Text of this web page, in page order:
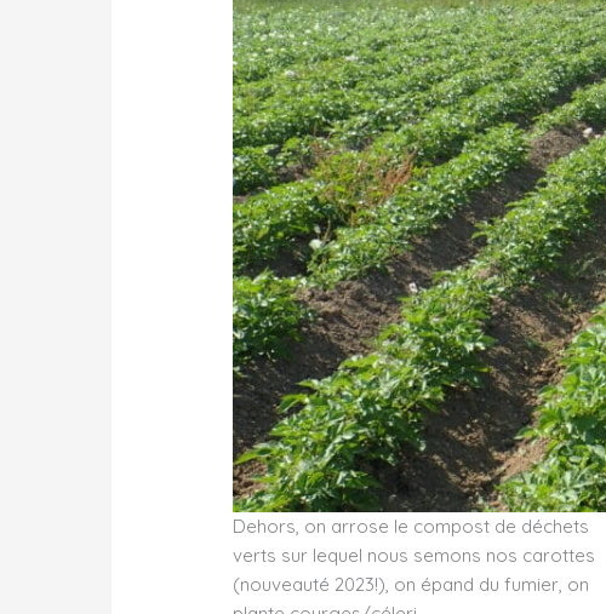
Dehors, on arrose le compost de déchets
verts sur lequel nous semons nos carottes
(nouveauté 2023!), on épand du fumier, on